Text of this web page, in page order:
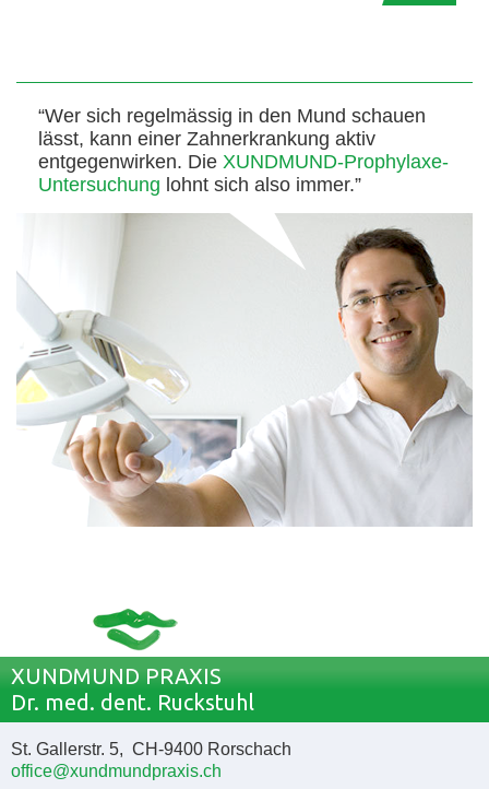
“Wer sich regelmässig in den Mund schauen
lässt, kann einer Zahnerkrankung aktiv
entgegenwirken. Die XUNDMUND-Prophylaxe-
Untersuchung lohnt sich also immer.”
XUNDMUND PRAXIS
Dr. med. dent. Ruckstuhl
St. Gallerstr. 5, CH-9400 Rorschach
office@xundmundpraxis.ch